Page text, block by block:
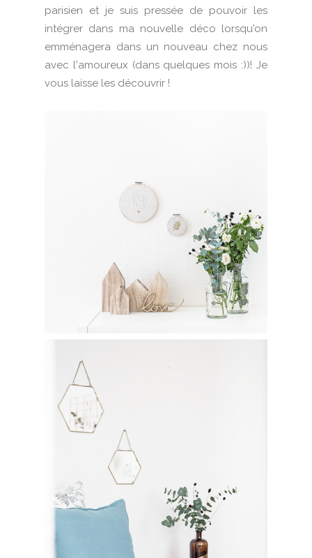
parisien et je suis pressée de pouvoir les
intégrer dans ma nouvelle déco lorsqu'on
emménagera dans un nouveau chez nous
avec l'amoureux (dans quelques mois :))! Je
vous laisse les découvrir !